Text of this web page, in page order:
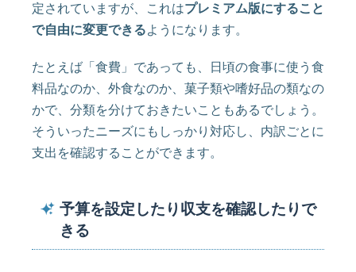
定されていますが、これはプレミアム版にすること
で自由に変更できるようになります。
たとえば「食費」であっても、日頃の食事に使う食
料品なのか、外食なのか、菓子類や嗜好品の類なの
かで、分類を分けておきたいこともあるでしょう。
そういったニーズにもしっかり対応し、内訳ごとに
支出を確認することができます。
予算を設定したり収支を確認したりで
きる